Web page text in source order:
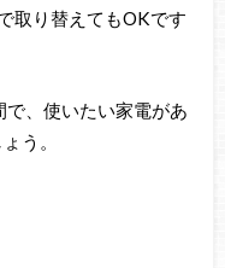
取り替えてもOKです
、使いたい家電があ
う。